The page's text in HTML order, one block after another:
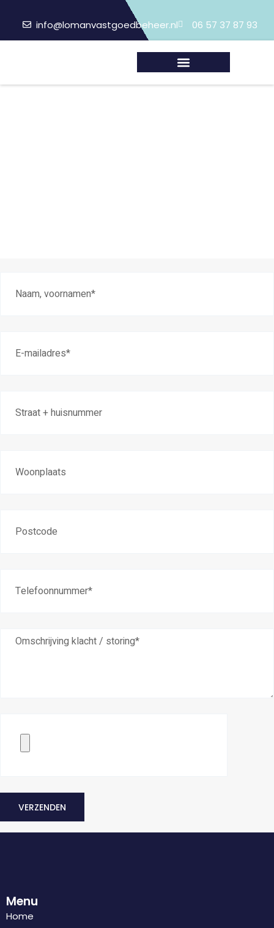
info@lomanvastgoedbeheer.nl 06 57 37 87 93
VERZENDEN
Menu
Home